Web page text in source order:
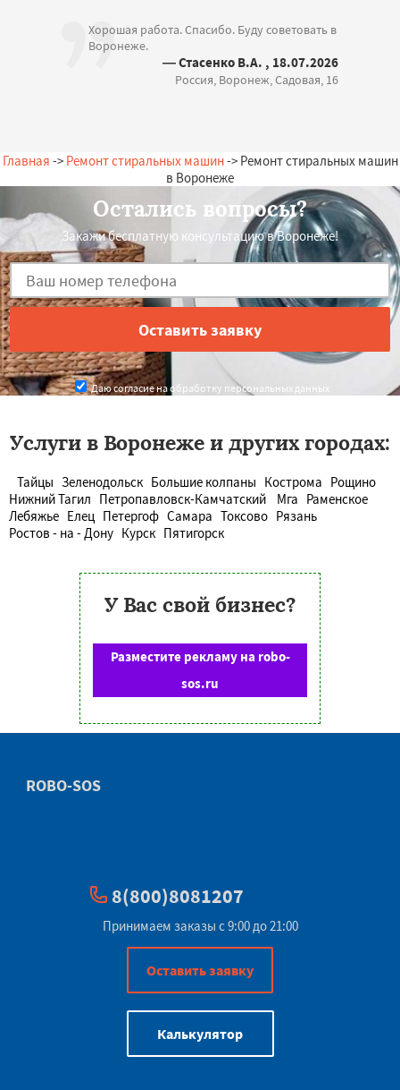
Хорошая работа. Спасибо. Буду советовать в
Воронеже.
— Стасенко В.А. , 18.07.2026
Россия, Воронеж, Садовая, 16
Главная -> Ремонт стиральных машин-> Ремонт стиральных машин
в Воронеже
Остались вопросы?
Закажи бесплатную консультацию в Воронеже!
Даю согласие на обработку персональных данных
Услуги в Воронеже и других городах:
Тайцы Зеленодольск Большие колпаны Кострома Рощино
Нижний Тагил Петропавловск-Камчатский Мга Раменское
Лебяжье Елец Петергоф Самара Токсово Рязань
Ростов - на - Дону Курск Пятигорск
У Вас свой бизнес?
Разместите рекламу на robo-
sos.ru
ROBO-SOS
8(800)8081207
Принимаем заказы с 9:00 до 21:00
Оставить заявку
Калькулятор